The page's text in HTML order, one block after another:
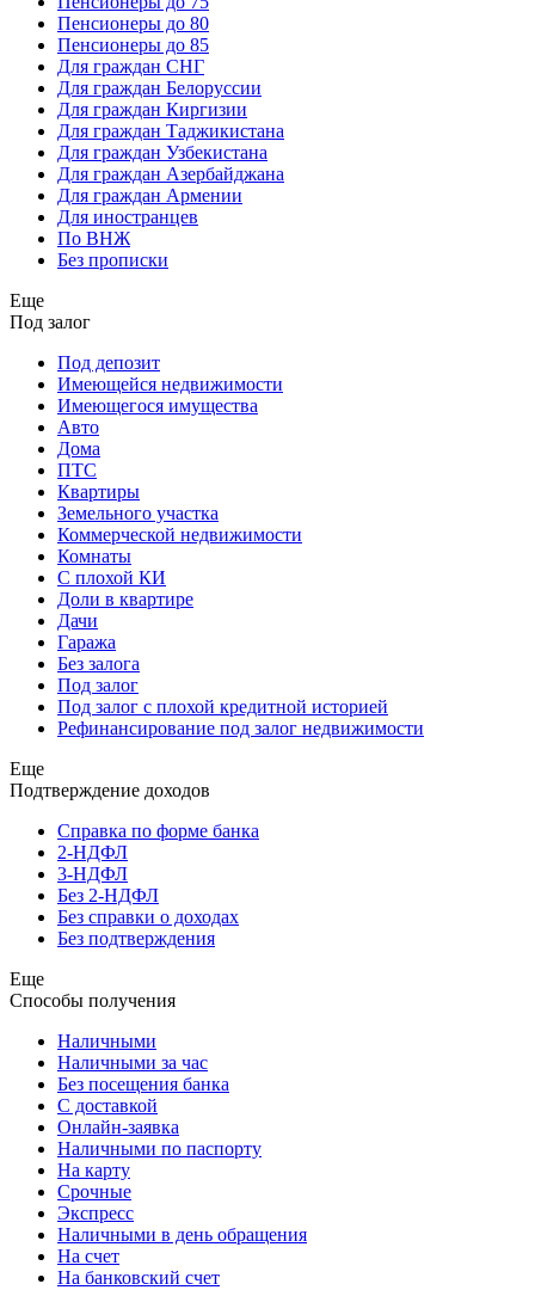
Пенсионеры до 80
Пенсионеры до 85
Для граждан СНГ
Для граждан Белоруссии
Для граждан Киргизии
Для граждан Таджикистана
Для граждан Узбекистана
Для граждан Азербайджана
Для граждан Армении
Для иностранцев
По ВНЖ
Без прописки
Еще
Под залог
Под депозит
Имеющейся недвижимости
Имеющегося имущества
Авто
Дома
ПТС
Квартиры
Земельного участка
Коммерческой недвижимости
Комнаты
С плохой КИ
Доли в квартире
Дачи
Гаража
Без залога
Под залог
Под залог с плохой кредитной историей
Рефинансирование под залог недвижимости
Еще
Подтверждение доходов
Справка по форме банка
2-НДФЛ
3-НДФЛ
Без 2-НДФЛ
Без справки о доходах
Без подтверждения
Еще
Способы получения
Наличными
Наличными за час
Без посещения банка
С доставкой
Онлайн-заявка
Наличными по паспорту
На карту
Срочные
Экспресс
Наличными в день обращения
На счет
На банковский счет